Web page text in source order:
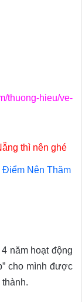
thuong-hieu/ve-
thì nên ghé
Điểm Nên Thăm
năm hoạt động
cho mình được